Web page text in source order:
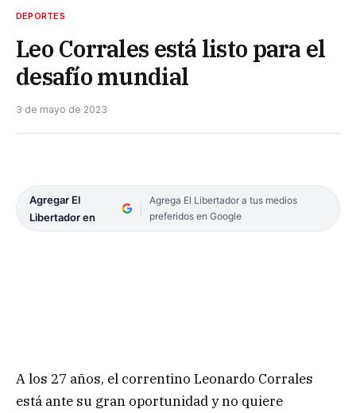
DEPORTES
Leo Corrales está listo para el
desafío mundial
3 de mayo de 2023
Agregar El
Libertador en
Agrega El Libertador a tus medios
preferidos en Google
A los 27 años, el correntino Leonardo Corrales
está ante su gran oportunidad y no quiere